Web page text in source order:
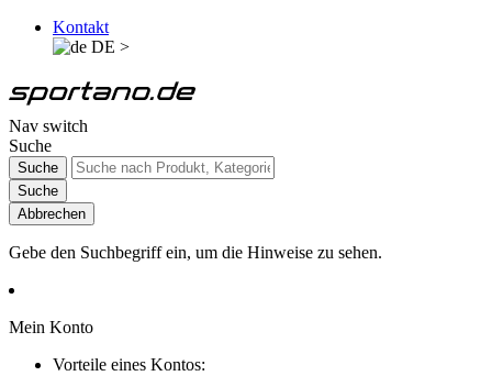
Kontakt
DE >
Nav switch
Suche
Suche
Suche
Abbrechen
Gebe den Suchbegriff ein, um die Hinweise zu sehen.
Mein Konto
Vorteile eines Kontos: